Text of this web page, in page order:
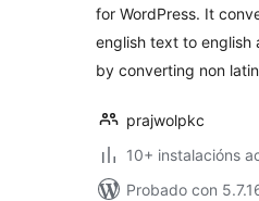
for WordPress. It
english text to english
by converting non
prajwolpkc
10+ instalacións
Probado con